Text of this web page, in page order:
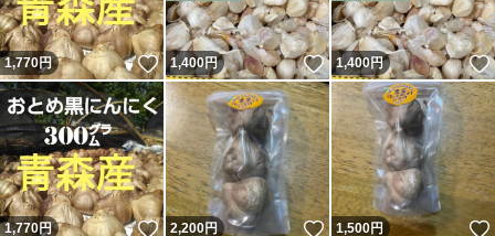
1,770円 いいね！
1,400円 いいね！
1,400円
1,770円 いいね！
2,200円 いいね！
1,500円